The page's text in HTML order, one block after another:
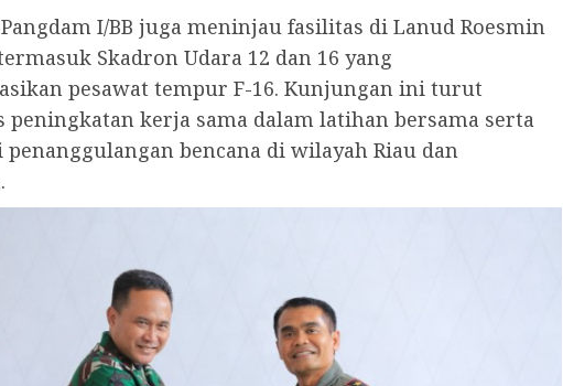
I/BB juga meninjau fasilitas di Lanud Roesmin
Skadron Udara 12 dan 16 yang
pesawat tempur F-16. Kunjungan ini turut
peningkatan kerja sama dalam latihan bersama serta
bencana di wilayah Riau dan